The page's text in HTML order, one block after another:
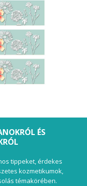
ÉS
tippeket, érdekes
kozmetikumok,
témakörében.